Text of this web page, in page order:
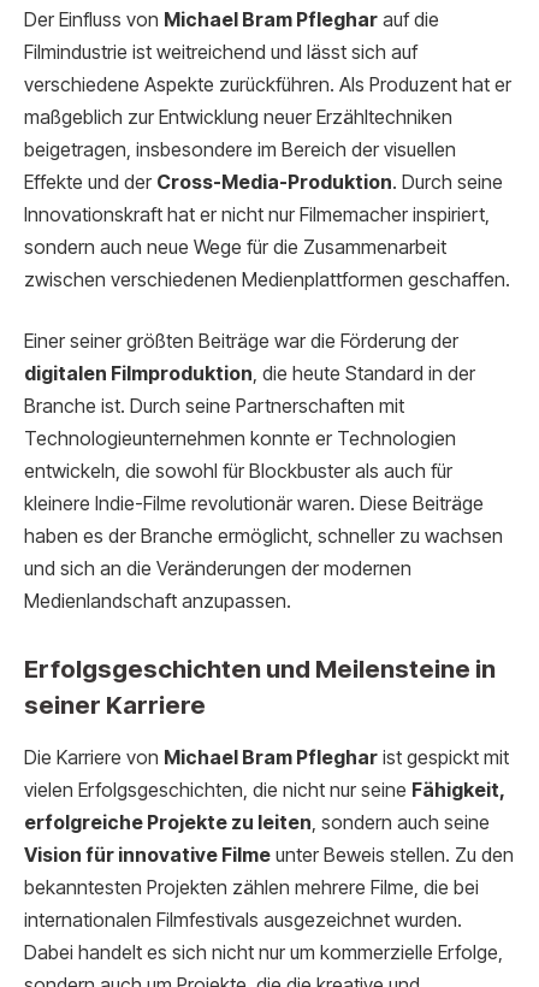
Der Einfluss von Michael Bram Pfleghar auf die
Filmindustrie ist weitreichend und lässt sich auf
verschiedene Aspekte zurückführen. Als Produzent hat er
maßgeblich zur Entwicklung neuer Erzähltechniken
beigetragen, insbesondere im Bereich der visuellen
Effekte und der Cross-Media-Produktion. Durch seine
Innovationskraft hat er nicht nur Filmemacher inspiriert,
sondern auch neue Wege für die Zusammenarbeit
zwischen verschiedenen Medienplattformen geschaffen.
Einer seiner größten Beiträge war die Förderung der
digitalen Filmproduktion, die heute Standard in der
Branche ist. Durch seine Partnerschaften mit
Technologieunternehmen konnte er Technologien
entwickeln, die sowohl für Blockbuster als auch für
kleinere Indie-Filme revolutionär waren. Diese Beiträge
haben es der Branche ermöglicht, schneller zu wachsen
und sich an die Veränderungen der modernen
Medienlandschaft anzupassen.
Erfolgsgeschichten und Meilensteine in
seiner Karriere
Die Karriere von Michael Bram Pfleghar ist gespickt mit
vielen Erfolgsgeschichten, die nicht nur seine Fähigkeit,
erfolgreiche Projekte zu leiten, sondern auch seine
Vision für innovative Filme unter Beweis stellen. Zu den
bekanntesten Projekten zählen mehrere Filme, die bei
internationalen Filmfestivals ausgezeichnet wurden.
Dabei handelt es sich nicht nur um kommerzielle Erfolge,